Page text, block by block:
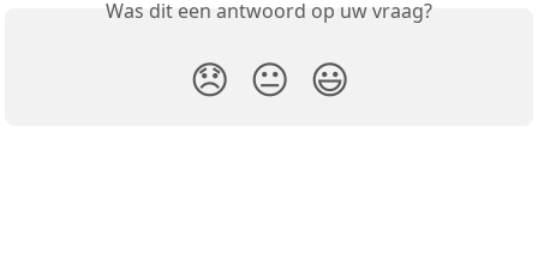
Was dit een antwoord op uw vraag?
😞 😐 😃